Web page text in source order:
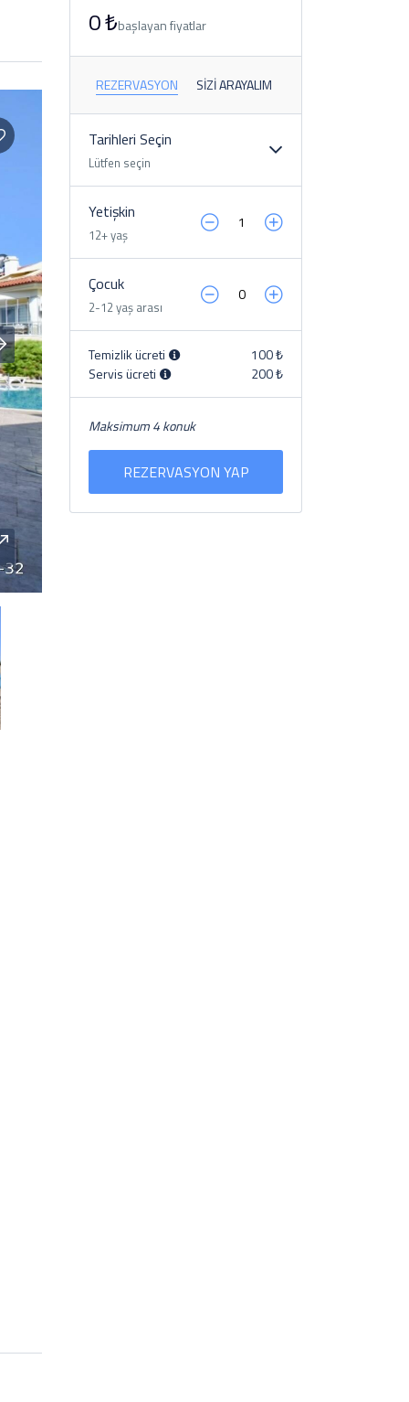
0 ₺başlayan fiyatlar
REZERVASYON SIZI ARAYALIM
Tarihleri ​​Seçin
Lütfen seçin
Yetişkin
12+ yaş
Çocuk
2-12 yaş arası
Temizlik ücreti
100 ₺
Servis ücreti
200 ₺
Maksimum 4 konuk
REZERVASYON YAP